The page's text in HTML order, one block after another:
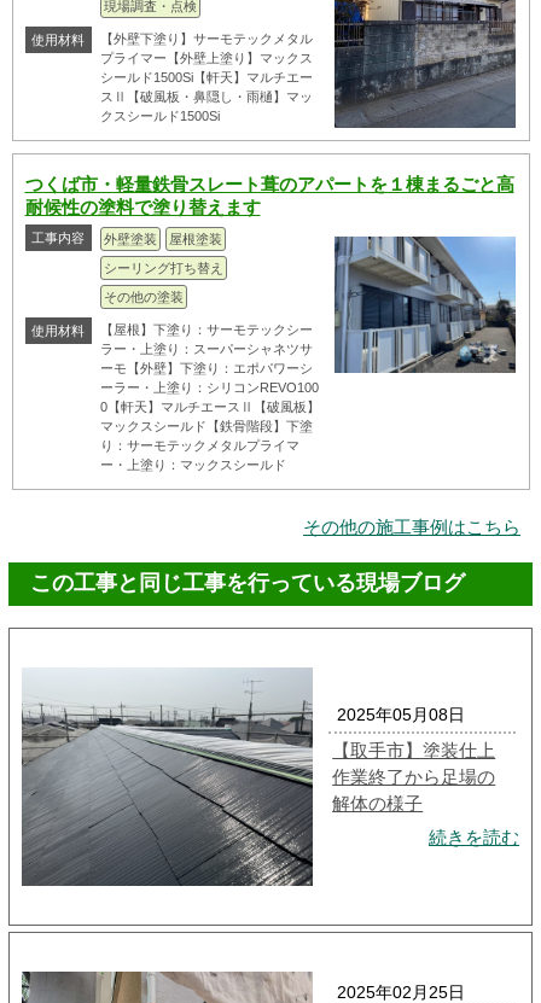
現場調査・点検
使用材料
【外壁下塗り】サーモテックメタル
プライマー【外壁上塗り】マックス
シールド1500Si【軒天】マルチエー
スⅡ【破風板・鼻隠し・雨樋】マッ
クスシールド1500Si
つくば市・軽量鉄骨スレート葺のアパートを１棟まるごと高
耐候性の塗料で塗り替えます
工事内容 外壁塗装
屋根塗装
シーリング打ち替え
その他の塗装
使用材料
【屋根】下塗り：サーモテックシー
ラー・上塗り：スーパーシャネツサ
ーモ【外壁】下塗り：エポパワーシ
ーラー・上塗り：シリコンREVO100
0【軒天】マルチエースⅡ【破風板】
マックスシールド【鉄骨階段】下塗
り：サーモテックメタルプライマ
ー・上塗り：マックスシールド
その他の施工事例はこちら
この工事と同じ工事を行っている現場ブログ
2025年05月08日
【取手市】塗装仕上
作業終了から足場の
解体の様子
続きを読む
2025年02月25日